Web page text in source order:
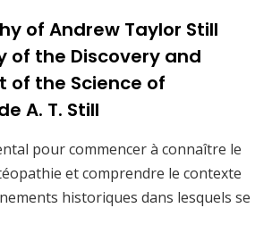
of Andrew Taylor Still
of the Discovery and
of the Science of
A. T. Still
pour commencer à connaître le
et comprendre le contexte
historiques dans lesquels se